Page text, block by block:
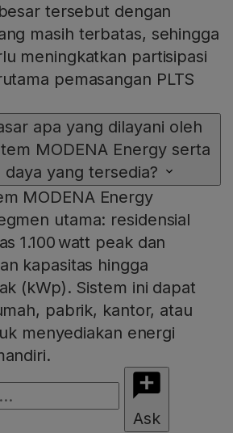
tersebut dengan
masih terbatas, sehingga
meningkatkan partisipasi
pemasangan PLTS
apa yang dilayani oleh
MODENA Energy serta
daya yang tersedia?
MODENA Energy
utama: residensial
1.100 watt peak dan
kapasitas hingga
(kWp). Sistem ini dapat
pabrik, kantor, atau
menyediakan energi
Ask